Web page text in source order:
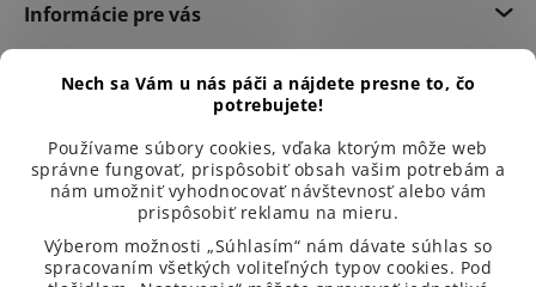
Nech sa Vám u nás páči a nájdete presne to, čo
potrebujete!
Používame súbory cookies, vďaka ktorým môže web
správne fungovať, prispôsobiť obsah vašim potrebám a
nám umožniť vyhodnocovať návštevnosť alebo vám
prispôsobiť reklamu na mieru.
Výberom možnosti „Súhlasím“ nám dávate súhlas so
spracovaním všetkých voliteľných typov cookies. Pod
Informácie pre vás
Dôležité informácie